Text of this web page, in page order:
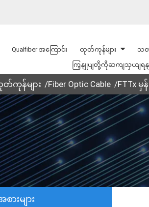
Qualfiber အကြောင်း ထုတ်ကုန်များ သ
ကြှနျုပျတို့ကိုဆကျသှယျရန
ကုန်များ Fiber Optic Cable FTTx
ားများ